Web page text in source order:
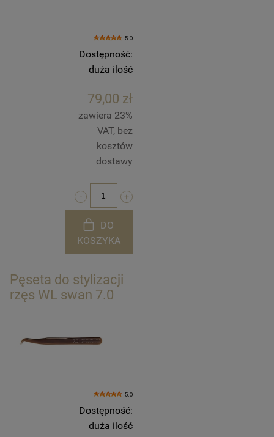
5.0
Dostępność:
duża ilość
79,00 zł
zawiera 23%
VAT, bez
kosztów
dostawy
DO
KOSZYKA
Pęseta do stylizacji
rzęs WL swan 7.0
5.0
Dostępność:
duża ilość